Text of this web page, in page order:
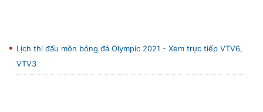
Lịch thi đấu môn bóng đá Olympic 2021 - Xem trực tiếp VTV6,
VTV3